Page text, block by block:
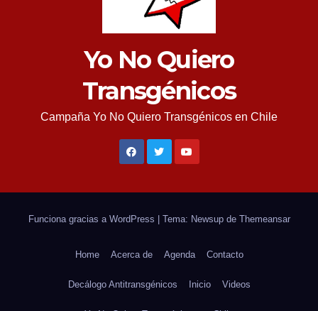
Yo No Quiero
Transgénicos
Campaña Yo No Quiero Transgénicos en Chile
Funciona gracias a WordPress Tema: Newsup de Themeansar
Home Acerca de Agenda Contacto
Decálogo Antitransgénicos Inicio Videos